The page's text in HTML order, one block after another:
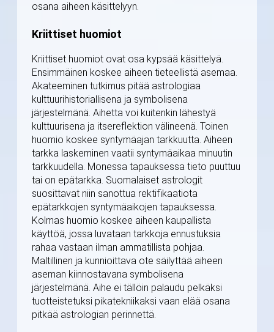
osana aiheen käsittelyyn.
Kriittiset huomiot
Kriittiset huomiot ovat osa kypsää käsittelyä.
Ensimmäinen koskee aiheen tieteellistä asemaa.
Akateeminen tutkimus pitää astrologiaa
kulttuurihistoriallisena ja symbolisena
järjestelmänä. Aihetta voi kuitenkin lähestyä
kulttuurisena ja itsereflektion välineenä. Toinen
huomio koskee syntymäajan tarkkuutta. Aiheen
tarkka laskeminen vaatii syntymäaikaa minuutin
tarkkuudella. Monessa tapauksessa tieto puuttuu
tai on epätarkka. Suomalaiset astrologit
suosittavat niin sanottua rektifikaatiota
epätarkkojen syntymäaikojen tapauksessa.
Kolmas huomio koskee aiheen kaupallista
käyttöä, jossa luvataan tarkkoja ennustuksia
rahaa vastaan ilman ammatillista pohjaa.
Maltillinen ja kunnioittava ote säilyttää aiheen
aseman kiinnostavana symbolisena
järjestelmänä. Aihe ei tällöin palaudu pelkäksi
tuotteistetuksi pikatekniikaksi vaan elää osana
pitkää astrologian perinnettä.